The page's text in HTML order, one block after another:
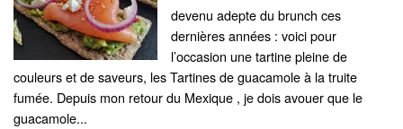
devenu adepte du brunch ces
dernières années : voici pour
l’occasion une tartine pleine de
couleurs et de saveurs, les Tartines de guacamole à la truite
fumée. Depuis mon retour du Mexique , je dois avouer que le
guacamole...